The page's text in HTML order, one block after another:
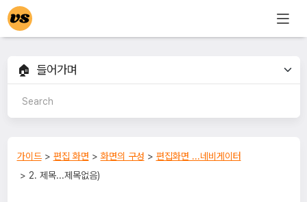
가이드> 편집 화면 >화면의 구성 > 편집화면 ...네비게이터
> 2. 제목...제목없음)